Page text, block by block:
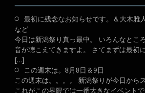
最初に残念なお知らせです。＆大木雅
など
今日は新潟祭り真っ最中。 いろんなとこ
音が聴こえてきますよ。 さてまずは最初
[…]
この週末は。8月8日＆9日
この週末は。。。。 新潟祭りが今日から
これがこの界隈では一番大きなイベント